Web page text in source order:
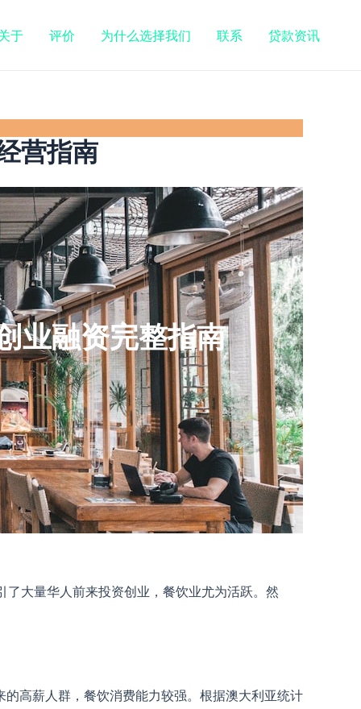
于 评价 为什么选择我们 联系 贷款资讯
营指南
业融资完整指南
大量华人前来投资创业，餐饮业尤为活跃。然
高薪人群，餐饮消费能力较强。根据澳大利亚统计